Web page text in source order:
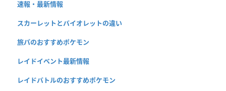
速報・最新情報
スカーレットとバイオレットの違い
旅パのおすすめポケモン
レイドイベント最新情報
レイドバトルのおすすめポケモン